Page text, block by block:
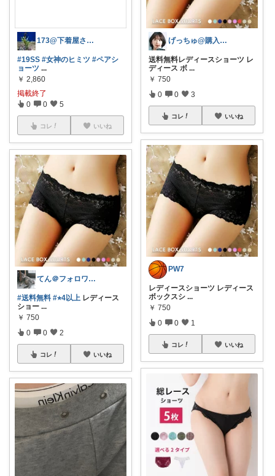
173@下着屋さんのオススメ✳︎
#19SS #女神のヒミツ #ペアシ
ョーツ ...
￥ 2,860
掲載終了
0 0 5
コレ いいね
てん＠フォロワーさん経由で購入します😆
#送料無料 #⭐︎4以上 レディース
ショー ...
￥ 750
0 0 2
コレ いいね
げっちゅ@購入感謝です‼️😆✨
送料無料レディースショーツ レ
ディース ボ ...
￥ 750
0 0 3
コレ いいね
PW7
レディースショーツ レディース
ボックスシ ...
￥ 750
0 0 1
コレ いいね